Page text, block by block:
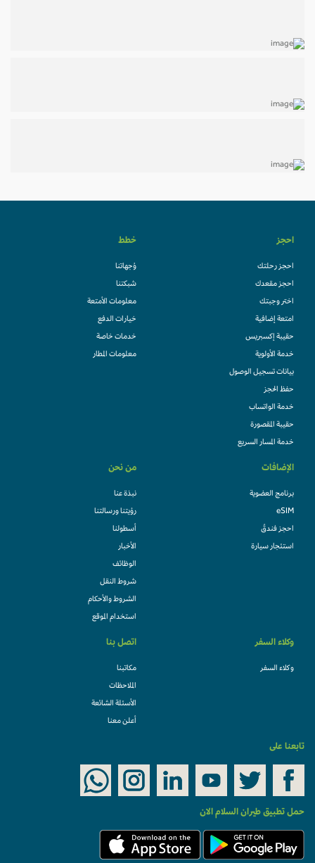
احجز
احجز رحلتك
احجز مقعدك
اختر وجبتك
امتعة إضافية
حقيبة إكسبريس
خدمة الأولوية
بيانات تسجيل الوصول
حفظ الحجز
خدمة الواتساب
حقيبة المقصورة
خدمة المسار السريع
خطط
وُجهاتنا
شبكتنا
معلومات الأمتعة
خيارات الدفع
خدمات خاصة
معلومات المطار
الإضافات
برنامج العضوية
eSIM
احجز فندقً
استئجار سيارة
من نحن
نبذة عنا
رؤيتنا ورسالتنا
أسطولنا
الأخبار
الوظائف
شروط النقل
الشروط والأحكام
استخدام الموقع
وكلاء السفر
وكلاء السفر
اتصل بنا
مكاتبنا
الملاحظات
الأسئلة الشائعة
أعلن معنا
تابعنا على
حمل تطبيق طيران السلام الان